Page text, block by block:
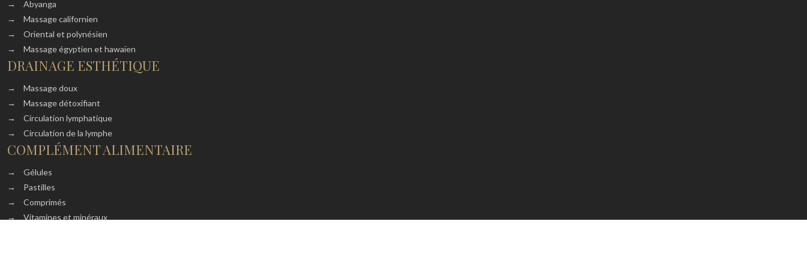
→
Abyanga
→
Massage californien
→
Oriental et polynésien
→
Massage égyptien et hawaïen
DRAINAGE ESTHÉTIQUE
→
Massage doux
→
Massage détoxifiant
→
Circulation lymphatique
→
Circulation de la lymphe
COMPLÉMENT ALIMENTAIRE
→
Gélules
→
Pastilles
→
Comprimés
→
Vitamines et minéraux